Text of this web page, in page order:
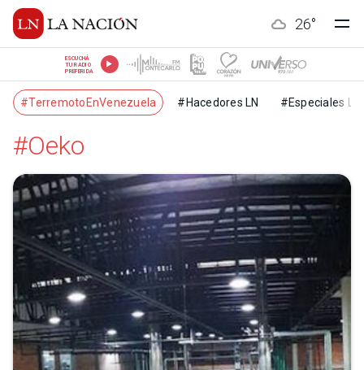
26°
ESCUCHÁ
TU RADIO
PREFERIDA
#TerremotoEnVenezuela #Hacedores LN #Especiales LN
#Oeko